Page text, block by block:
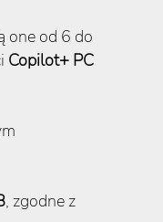
one od 6 do
Copilot+ PC
, zgodne z